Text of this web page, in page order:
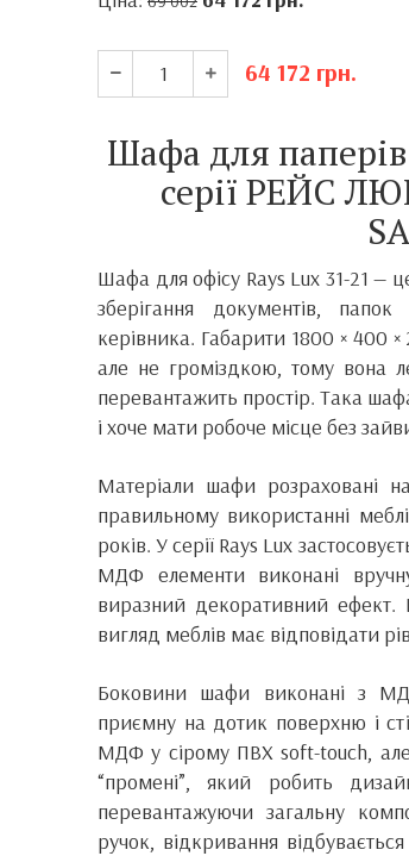
64 172 грн.
Шафа для
серії РЕЙС
Шафа для офісу Rays Lux 31-21 —
зберігання документів,
керівника. Габарити 1800 × 400
але не громіздкою, тому вона
перевантажить простір. Така
і хоче мати робоче місце без
Матеріали шафи розраховані
правильному використанні
років. У серії Rays Lux
МДФ елементи виконані
виразний декоративний
вигляд меблів має відповідати
Боковини шафи виконані з
приємну на дотик поверхню і
МДФ у сірому ПВХ soft-touch,
“промені”, який робить
перевантажуючи загальну
ручок, відкривання